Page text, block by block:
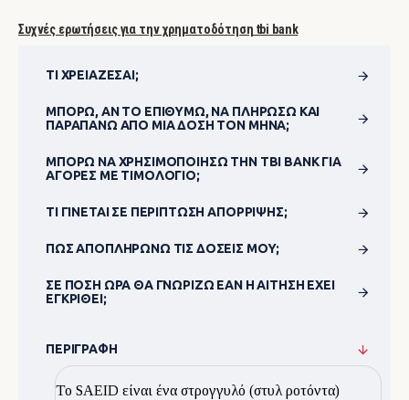
Συχνές ερωτήσεις για την χρηματοδότηση tbi bank
ΤΙ ΧΡΕΙΆΖΕΣΑΙ;
ΜΠΟΡΏ, ΑΝ ΤΟ ΕΠΙΘΥΜΏ, ΝΑ ΠΛΗΡΏΣΩ ΚΑΙ
ΠΑΡΑΠΆΝΩ ΑΠΌ ΜΊΑ ΔΌΣΗ ΤΟΝ ΜΉΝΑ;
ΜΠΟΡΏ ΝΑ ΧΡΗΣΙΜΟΠΟΊΗΣΩ ΤΗΝ TBI BANK ΓΙΑ
ΑΓΟΡΈΣ ΜΕ ΤΙΜΟΛΌΓΙΟ;
ΤΙ ΓΊΝΕΤΑΙ ΣΕ ΠΕΡΊΠΤΩΣΗ ΑΠΌΡΡΙΨΗΣ;
ΠΏΣ ΑΠΟΠΛΗΡΏΝΩ ΤΙΣ ΔΌΣΕΙΣ ΜΟΥ;
ΣΕ ΠΌΣΗ ΏΡΑ ΘΑ ΓΝΩΡΊΖΩ ΕΆΝ Η ΑΊΤΗΣΗ ΈΧΕΙ
ΕΓΚΡΙΘΕΊ;
ΠΕΡΙΓΡΑΦΉ
Το SAEID είναι ένα στρογγυλό (στυλ ροτόντα)